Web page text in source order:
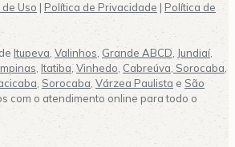
de Uso | Política de Privacidade | Política de
Itupeva Valinhos Grande ABCD Jundiaí,
Itatiba,Vinhedo Cabreúva, Sorocaba
Sorocaba Várzea Paulista e São
com o atendimento online para todo o